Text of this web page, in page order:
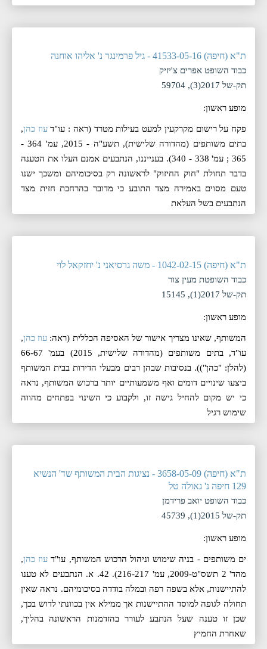
ת"א (חיפה) 41533-05-16 - גיל פרמינגר נ' אליהו אוחנה
כבוד השופט אפרים צ'יזיק
תק-של 2017(3), 59704
מופע ראשון:
פקח על רישום מקרקעין למעט בעילות מטרד (ראה : עו"דעוז כהן,
בתים משותפים (מהדורה שלישית), תשע"ה - 2015, עמ' 364 -
365 ; עמ' 338 - 340). בענייננו, הנתבעים אמנם העלו את הטענה
בדבר תחולת "חוק החיזוק" לראשונה רק בסיכומיהם ומשכך ישנו
טעם מסוים באמירה מצד התובע כי מדובר בהרחבת חזית מצד
הנתבעים בשל העלאת
ת"א (חיפה) 1042-02-15 - משה גרסיאני נ' יחזקאל לוי
כבוד השופטת מעין צור
תק-של 2017(1), 15145
מופע ראשון:
המשותף, שאינו מצריך אישור של האסיפה הכללית (ראה: עוז כהן,
עו"ד, בתים משותפים (מהדורה שלישית, 2015) בעמ' 66-67
(להלן: "כהן")). בנסיבות שבהן רבים מבעלי הדירות בבית המשותף
ביצעו שינויים דומים ואף משמעותיים יותר ברכוש המשותף, נראה
כי יש מקום להחיל גישה זו, ולקבוע כי השינוי בפתחים מהווה
שימוש רגיל
ת"א (חיפה) 3658-05-09 - נציגות הבית המשותף שד' הנשיא
129 חיפה נ' גאולה טל
כבוד השופט יואב פרידמן
תק-של 2015(1), 45739
מופע ראשון:
ים משותפים - בניה שימוש וניהול הרכוש המשותף, עו"ד עוז כהן,
מהד' 2 תשס"ט-2009, עמ' 216-217). 42. א. הנתבעים לא טענו
להתיישנות, אלא בשפה רפה ובמלה בודדה בסיכומיהם. נראה שאין
תחולה לגופה למוסד ההתיישנות אך ממילא אין בכוונתי לדוש בכך,
שכן זו טענה שעל הנתבע לעורר בהזדמנות הראשונה בהליך,
שאחרת החמיץ